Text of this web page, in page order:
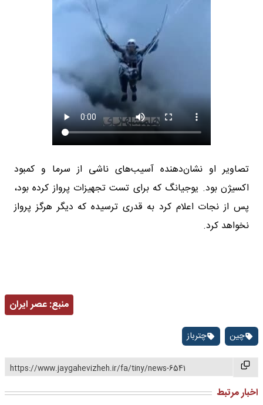
تصاویر او نشان‌دهنده آسیب‌های ناشی از سرما و کمبود
اکسیژن بود. یوجیانگ که برای تست تجهیزات پرواز کرده بود،
پس از نجات اعلام کرد به قدری ترسیده که دیگر هرگز پرواز
نخواهد کرد.
منبع:عصر ایران
چین چترباز
https://www.jaygahevizheh.ir/fa/tiny/news-6541
اخبار مرتبط